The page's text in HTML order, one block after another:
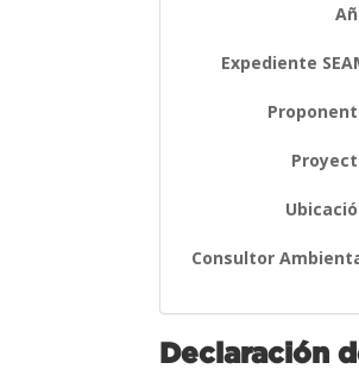
Expediente
Consultor
Declaración